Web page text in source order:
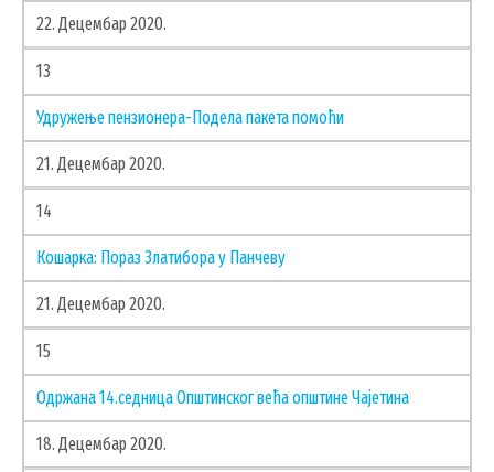
22. Децембар 2020.
13
Удружење пензионера-Подела пакета помоћи
21. Децембар 2020.
14
Кошарка: Пораз Златибора у Панчеву
21. Децембар 2020.
15
Одржана 14.седница Општинског већа општине Чајетина
18. Децембар 2020.